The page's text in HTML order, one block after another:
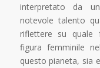
interpretato da
notevole talento
riflettere su quale
figura femminile
questo pianeta, sia